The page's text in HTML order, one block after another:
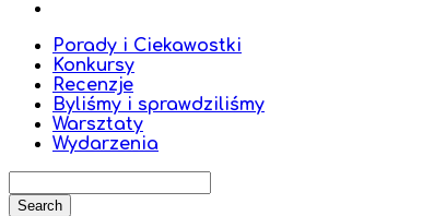
Porady i Ciekawostki
Konkursy
Recenzje
Byliśmy i sprawdziliśmy
Warsztaty
Wydarzenia